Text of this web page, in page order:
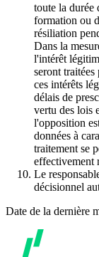
toute la durée
formation ou
résiliation
Dans la
l'intérêt
seront traitées
ces intérêts
délais de
vertu des lois
l'opposition
données à
traitement se
effectivement
Le
décisionnel
Date de la dernière